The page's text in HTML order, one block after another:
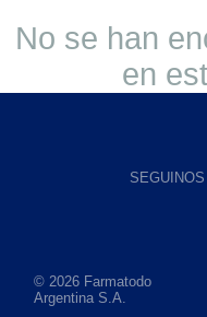
No se han
en
© 2026 Farmatodo
Argentina S.A.